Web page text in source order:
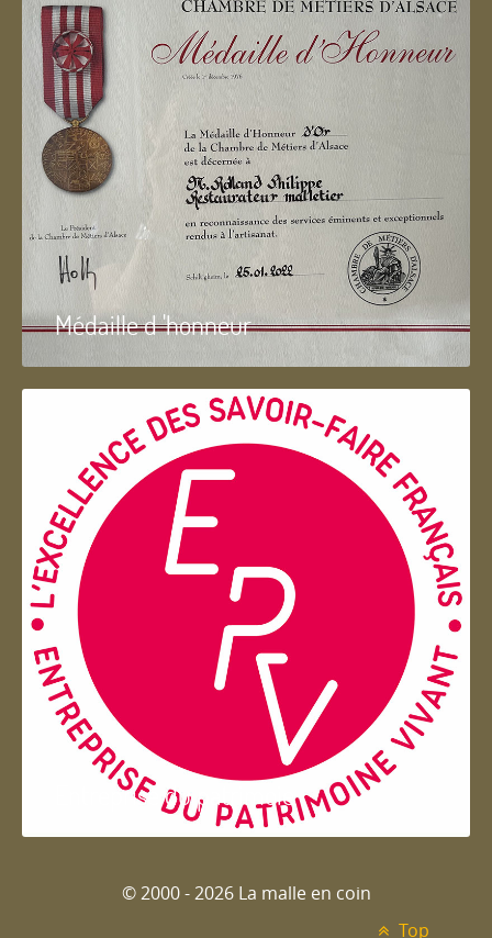
Médaille d 'honneur
Entreprise du patrimoie
© 2000 - 2026 La malle en coin
Top